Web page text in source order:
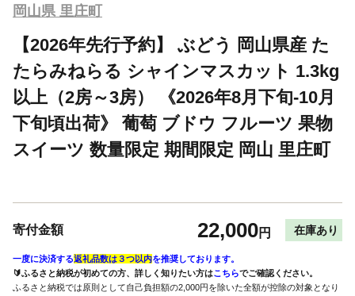
岡山県 里庄町
【2026年先行予約】 ぶどう 岡山県産 た
たらみねらる シャインマスカット 1.3kg
以上（2房～3房） 《2026年8月下旬-10月
下旬頃出荷》 葡萄 ブドウ フルーツ 果物
スイーツ 数量限定 期間限定 岡山 里庄町
寄付金額 22,000円 在庫あり
一度に決済する返礼品数は３つ以内を推奨しております。
🔰ふるさと納税が初めての方、詳しく知りたい方はこちらでご確認ください。
ふるさと納税では原則として自己負担額の2,000円を除いた全額が控除の対象となり